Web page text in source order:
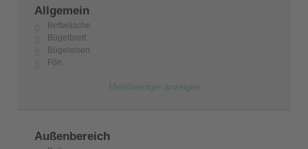
Allgemein
Bettwäsche
Bügelbrett
Bügeleisen
Fön
Mehr/weniger anzeigen
Außenbereich